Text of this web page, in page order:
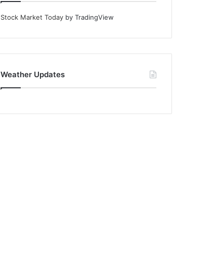
Stock Market Today by TradingView
Weather Updates